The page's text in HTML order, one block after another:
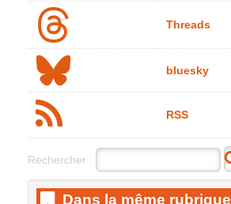
Threads
bluesky
RSS
Rechercher :
Dans la même rubrique